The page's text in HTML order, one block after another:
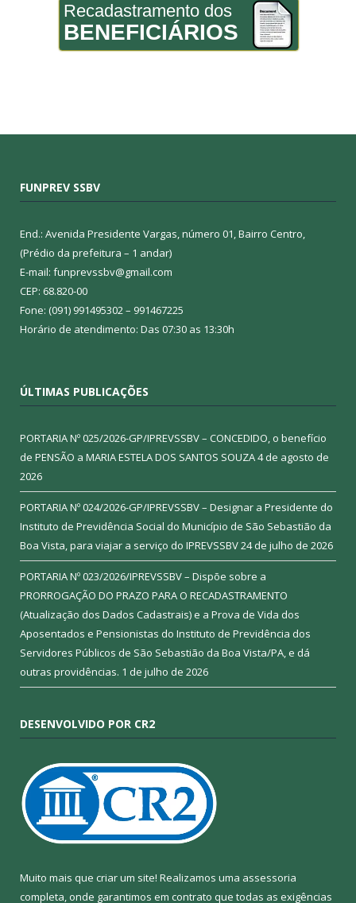
Recadastramento dos
BENEFICIÁRIOS
FUNPREV SSBV
End.: Avenida Presidente Vargas, número 01, Bairro Centro,
(Prédio da prefeitura – 1 andar)
E-mail: funprevssbv@gmail.com
CEP: 68.820-00
Fone: (091) 991495302 – 991467225
Horário de atendimento: Das 07:30 as 13:30h
ÚLTIMAS PUBLICAÇÕES
PORTARIA Nº 025/2026-GP/IPREVSSBV – CONCEDIDO, o benefício
de PENSÃO a MARIA ESTELA DOS SANTOS SOUZA4 de agosto de
2026
PORTARIA Nº 024/2026-GP/IPREVSSBV – Designar a Presidente do
Instituto de Previdência Social do Município de São Sebastião da
Boa Vista, para viajar a serviço do IPREVSSBV24 de julho de 2026
PORTARIA Nº 023/2026/IPREVSSBV – Dispõe sobre a
PRORROGAÇÃO DO PRAZO PARA O RECADASTRAMENTO
(Atualização dos Dados Cadastrais) e a Prova de Vida dos
Aposentados e Pensionistas do Instituto de Previdência dos
Servidores Públicos de São Sebastião da Boa Vista/PA, e dá
outras providências. 1 de julho de 2026
DESENVOLVIDO POR CR2
Muito mais que criar um site! Realizamos uma assessoria
completa, onde garantimos em contrato que todas as exigências